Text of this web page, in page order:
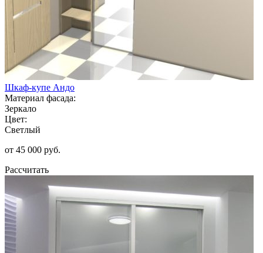
Шкаф-купе Андо
Материал фасада:
Зеркало
Цвет:
Светлый
от 45 000 руб.
Рассчитать